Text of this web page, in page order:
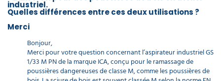
industriel.
Quelles différences entre ces deux utilisations ?
Merci
Bonjour,
Merci pour votre question concernant l’aspirateur industriel GS
1/33 M PN de la marque ICA, conçu pour le ramassage de
poussières dangereuses de classe M, comme les poussières de